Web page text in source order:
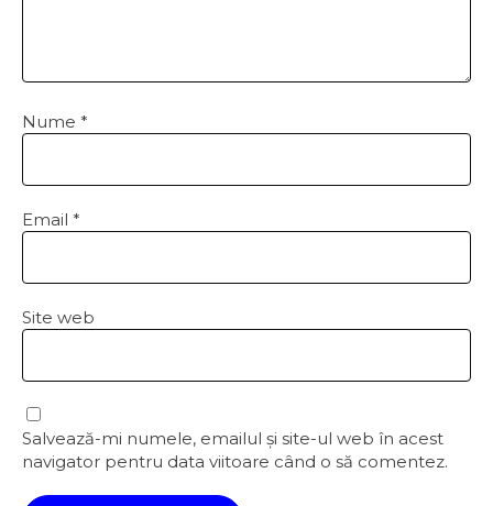
Nume *
Email *
Site web
Salvează-mi numele, emailul și site-ul web în acest
navigator pentru data viitoare când o să comentez.